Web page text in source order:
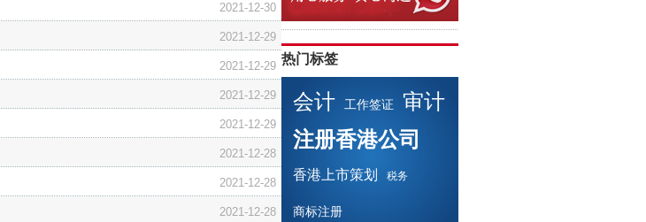
2021-12-30
2021-12-29
2021-12-29
2021-12-29
2021-12-29
2021-12-28
2021-12-28
2021-12-28
热门标签
会计 工作签证
审计
注册香港公司
香港上市策划 税务
商标注册